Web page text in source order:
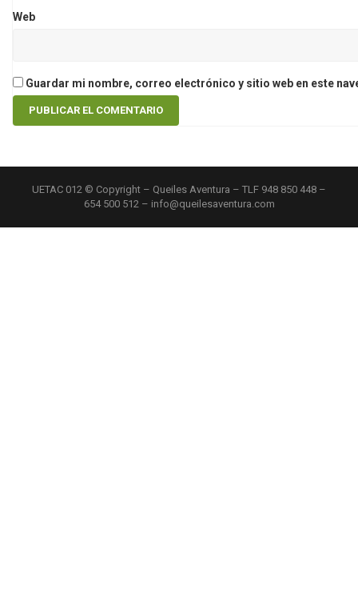
Web
Guardar mi nombre, correo electrónico y sitio web en este
UETAC 012 © Copyright – Queiles Aventura – TLF 948 850 448 –
654 500 512 – info@queilesaventura.com